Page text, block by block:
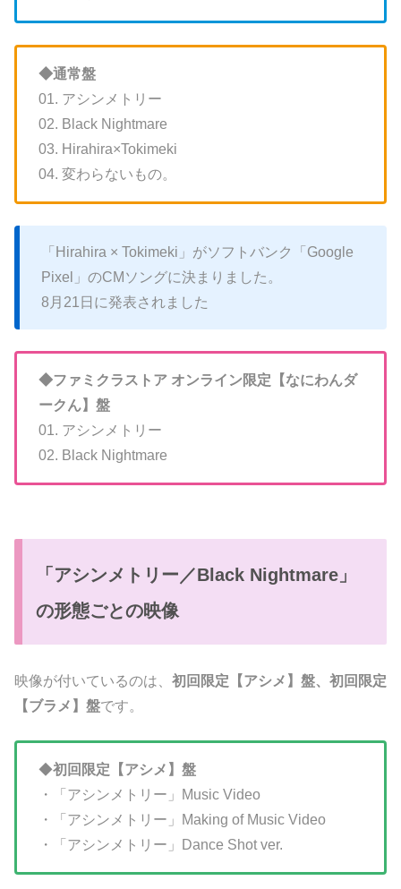
◆通常盤
01. アシンメトリー
02. Black Nightmare
03. Hirahira×Tokimeki
04. 変わらないもの。
「Hirahira × Tokimeki」がソフトバンク「Google
Pixel」のCMソングに決まりました。
8月21日に発表されました
◆ファミクラストア オンライン限定【なにわんダ
ークん】盤
01. アシンメトリー
02. Black Nightmare
「アシンメトリー／Black Nightmare」
の形態ごとの映像
映像が付いているのは、 初回限定【アシメ】盤、初回限定
【ブラメ】盤です。
◆初回限定【アシメ】盤
・「アシンメトリー」Music Video
・「アシンメトリー」Making of Music Video
・「アシンメトリー」Dance Shot ver.